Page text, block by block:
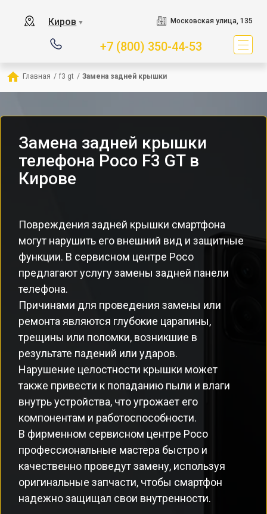
Киров ▼ Московская улица, 135
+7 (800) 350-44-53
Главная / f3 gt / Замена задней крышки
Замена задней крышки
телефона Poco F3 GT в
Кирове
Повреждения задней крышки смартфона
могут нарушить его внешний вид и защитные
функции. В сервисном центре Poco
предлагают услугу замены задней панели
телефона.
Причинами для проведения замены или
ремонта являются глубокие царапины,
трещины или поломки, возникшие в
результате падений или ударов.
Нарушение целостности крышки может
также привести к попаданию пыли и влаги
внутрь устройства, что угрожает его
компонентам и работоспособности.
В фирменном сервисном центре Poco
профессиональные мастера быстро и
качественно проведут замену, используя
оригинальные запчасти, чтобы смартфон
надежно защищал свои внутренности.